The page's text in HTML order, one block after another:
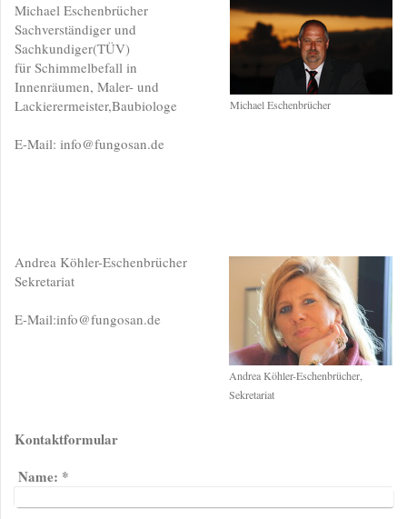
Michael Eschenbrücher
Michael Eschenbrücher
Sachverständiger und
Sachkundiger(TÜV)
für Schimmelbefall in
Innenräumen, Maler- und
Lackierermeister,Baubiologe
E-Mail: info@fungosan.de
Andrea Köhler-Eschenbrücher,
Sekretariat
Andrea Köhler-Eschenbrücher
Sekretariat
E-Mail:info@fungosan.de
Kontaktformular
Name: *